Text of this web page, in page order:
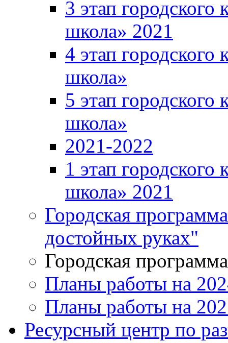
3 этап городского
школа» 2021
4 этап городского
школа»
5 этап городского
школа»
2021-2022
1 этап городского
школа» 2021
Городская
достойных руках"
Городская
Планы работы на
Планы работы на
Ресурсный центр по